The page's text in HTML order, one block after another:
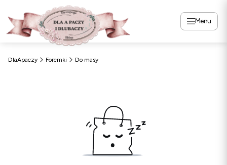
Menu
DlaApaczy Foremki Do masy